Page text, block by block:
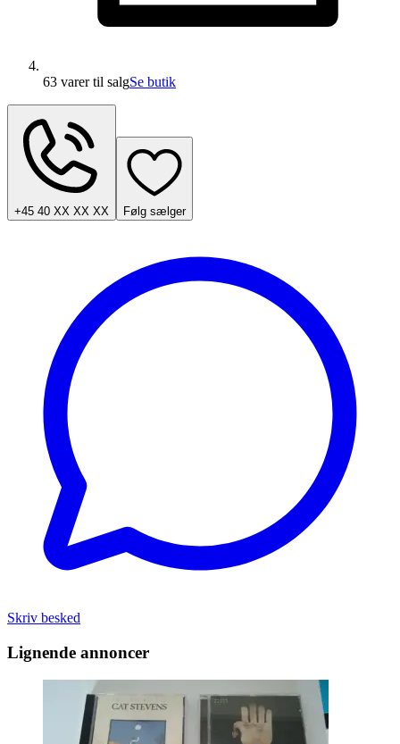
63 varertil salgSe butik
+45 40 XX XX XX Følg sælger
Skriv besked
Lignende annoncer